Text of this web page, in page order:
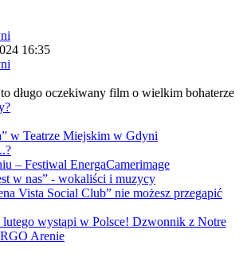
16:35
długo oczekiwany film o wielkim bohaterze
w Teatrze Miejskim w Gdyni
– Festiwal EnergaCamerimage
w nas” - wokaliści i muzycy
Vista Social Club” nie możesz przegapić
wystąpi w Polsce! Dzwonnik z Notre
Arenie